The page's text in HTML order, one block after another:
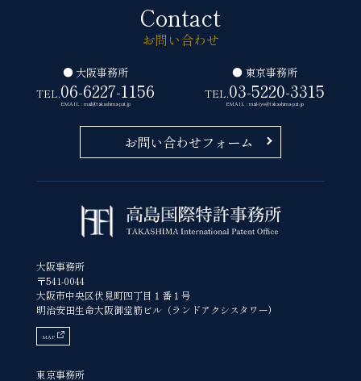
Contact
お問い合わせ
● 大阪事務所
TEL.06-6227-1156
EMAIL : mail@takashima-pat.jp
● 東京事務所
TEL.03-5220-3315
EMAIL : mail-tyo@takashima-pat.jp
お問い合わせフォーム
大阪事務所
〒541-0044
大阪市中央区伏見町四丁目１番１号
明治安田生命大阪御堂筋ビル（ランドアクシスタワー)
MAP
東京事務所